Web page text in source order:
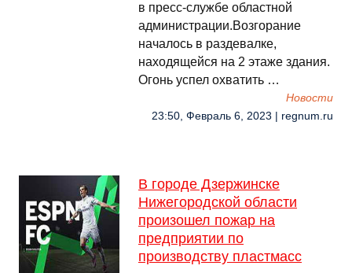
в пресс-службе областной
администрации.Возгорание
началось в раздевалке,
находящейся на 2 этаже здания.
Огонь успел охватить …
Новости
23:50, Февраль 6, 2023 | regnum.ru
В городе Дзержинске
Нижегородской области
произошел пожар на
предприятии по
производству пластмасс